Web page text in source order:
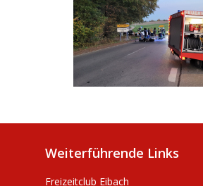
Weiterführende Links
Freizeitclub Eibach